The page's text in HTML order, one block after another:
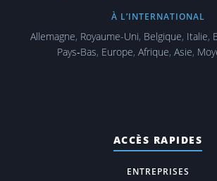
À L’INTERNATIONAL
Allemagne, Royaume-Uni, Belgique, Italie,
Pays‑Bas, Europe, Afrique, Asie,
ACCÈS RAPIDES
ENTREPRISES